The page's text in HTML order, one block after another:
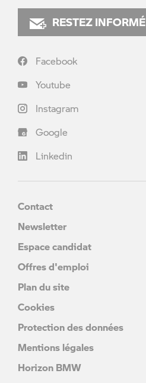
RESTEZ INFORMÉ
Facebook
Youtube
Instagram
Google
Linkedin
Contact
Newsletter
Espace candidat
Offres d'emploi
Plan du site
Cookies
Protection des données
Mentions légales
Horizon BMW